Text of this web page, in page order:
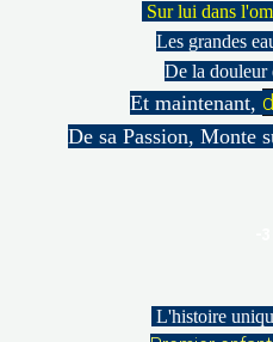
Sur lui dans
Les grandes
De la douleur
Et maintenant,
De sa Passion, Monte
L'histoire